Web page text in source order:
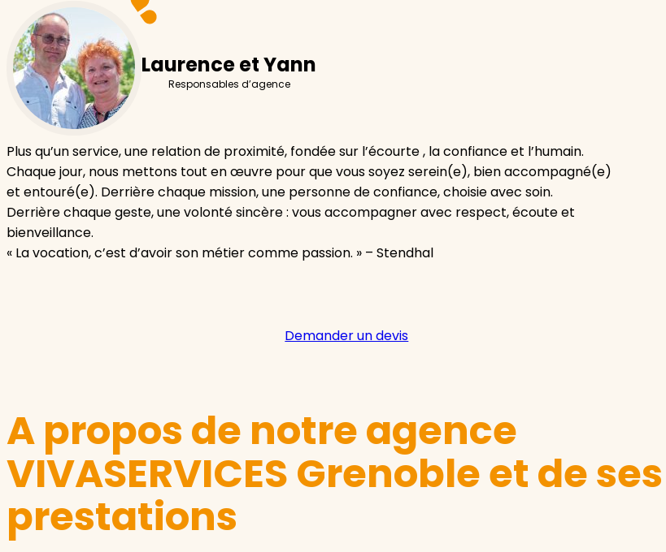
Laurence et Yann
Responsables d’agence
Plus qu’un service, une relation de proximité, fondée sur l’écourte , la confiance et l’humain.
Chaque jour, nous mettons tout en œuvre pour que vous soyez serein(e), bien accompagné(e)
et entouré(e). Derrière chaque mission, une personne de confiance, choisie avec soin.
Derrière chaque geste, une volonté sincère : vous accompagner avec respect, écoute et
bienveillance.
« La vocation, c’est d’avoir son métier comme passion. » – Stendhal
Demander un devis
A propos de notre agence
VIVASERVICES Grenoble et de ses
prestations